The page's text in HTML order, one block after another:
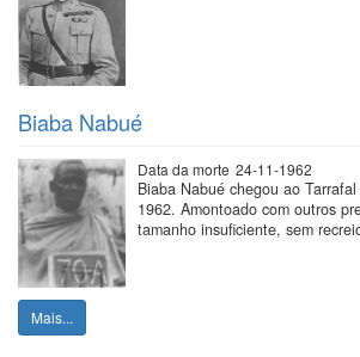
Biaba Nabué
Data da morte 24-11-1962
Biaba Nabué chegou ao
1962. Amontoado com outros
tamanho insuficiente, sem
Mais...